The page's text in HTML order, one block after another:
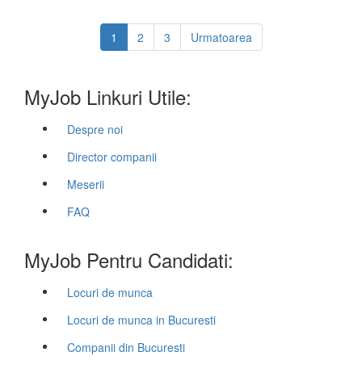
1 2 3 Urmatoarea
MyJob Linkuri Utile:
Despre noi
Director companii
Meserii
FAQ
MyJob Pentru Candidati:
Locuri de munca
Locuri de munca in Bucuresti
Companii din Bucuresti